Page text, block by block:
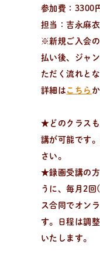
作りを学 ぶ
学びたい、楽しみた
趣味でパン作りを
方、パン教室をはじ
参加費：3300
担当：吉永麻
※新規ご入会
払い後、ジャ
ただく流れとな
詳細は こちら
★どのクラスも
講が可能です
さい。
★録画受講の方
うに、毎月2
ス合同でオン
す。日程は調
いたします。